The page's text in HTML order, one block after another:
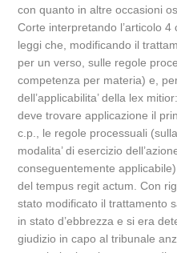
con quanto in altre occasioni
Corte interpretando l’articolo
leggi che, modificando il
per un verso, sulle regole
competenza per materia) e,
dell’applicabilita’ della lex
deve trovare applicazione il
c.p., le regole processuali
modalita’ di esercizio
conseguentemente
del tempus regit actum. Con
stato modificato il trattamento
in stato d’ebbrezza e si era
giudizio in capo al tribunale